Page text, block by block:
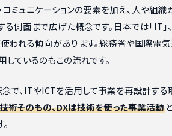
ミュニケーションの要素を加え、人や組
る側面まで広げた概念です。日本では「IT」
使われる傾向があります。総務省や国際電
しているのもこの流れです。
で、ITやICTを活用して事業を再設計する
術そのもの、DXは技術を使った事業活動